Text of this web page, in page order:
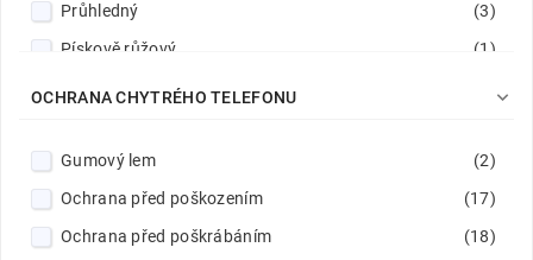
Průhledný
(3)
Pískově růžový
(1)
Tmavě zelený
(1)
Tmavší modrý
(2)
Černý
(8)
OCHRANA CHYTRÉHO TELEFONU 
Gumový lem
(2)
Ochrana před poškozením
(17)
Ochrana před poškrábáním
(18)